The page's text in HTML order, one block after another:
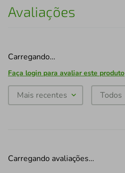
Avaliações
Carregando…
Faça login para avaliar este produto
Mais recentes Todos
Carregando avaliações…